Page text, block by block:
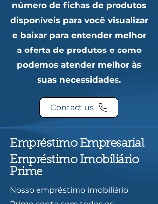
número de fichas de produtos
disponíveis para você visualizar
e baixar para entender melhor
a oferta de produtos e como
podemos atender melhor às
suas necessidades.
Contact us
Empréstimo Empresarial
Empréstimo Imobiliário
Prime
Nosso empréstimo imobiliário